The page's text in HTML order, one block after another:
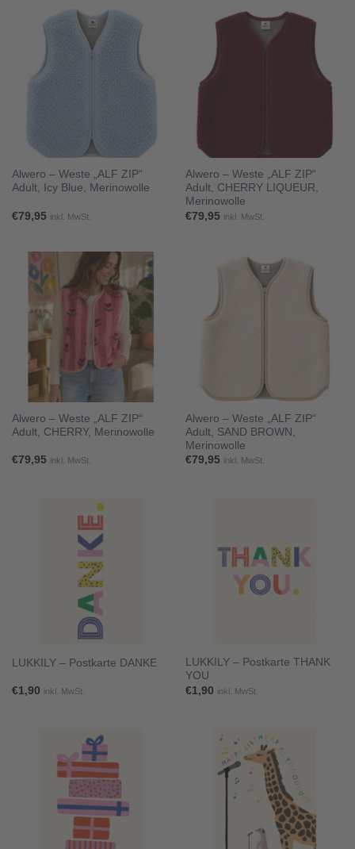
Alwero – Weste „ALF ZIP“
Adult, Icy Blue, Merinowolle
€79,95 inkl. MwSt.
Alwero – Weste „ALF ZIP“
Adult, CHERRY LIQUEUR,
Merinowolle
€79,95 inkl. MwSt.
Alwero – Weste „ALF ZIP“
Adult, CHERRY, Merinowolle
€79,95 inkl. MwSt.
Alwero – Weste „ALF ZIP“
Adult, SAND BROWN,
Merinowolle
€79,95 inkl. MwSt.
LUKKILY – Postkarte DANKE
€1,90 inkl. MwSt.
LUKKILY – Postkarte THANK
YOU
€1,90 inkl. MwSt.